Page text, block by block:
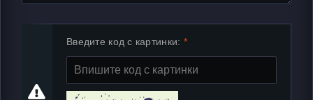
Введите код с картинки: